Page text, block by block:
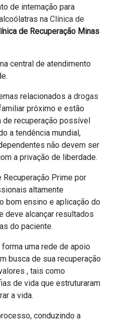
de internação para
na Clínica de
de Recuperação Minas
central de atendimento
relacionados a drogas
próximo e estão
de recuperação possível
a tendência mundial,
não devem ser
a privação de liberdade.
Prime por
altamente
bom ensino e aplicação do
deve alcançar resultados
do paciente.
forma uma rede de apoio
busca de sua recuperação
, tais como
de vida que estruturaram
a vida.
conduzindo a